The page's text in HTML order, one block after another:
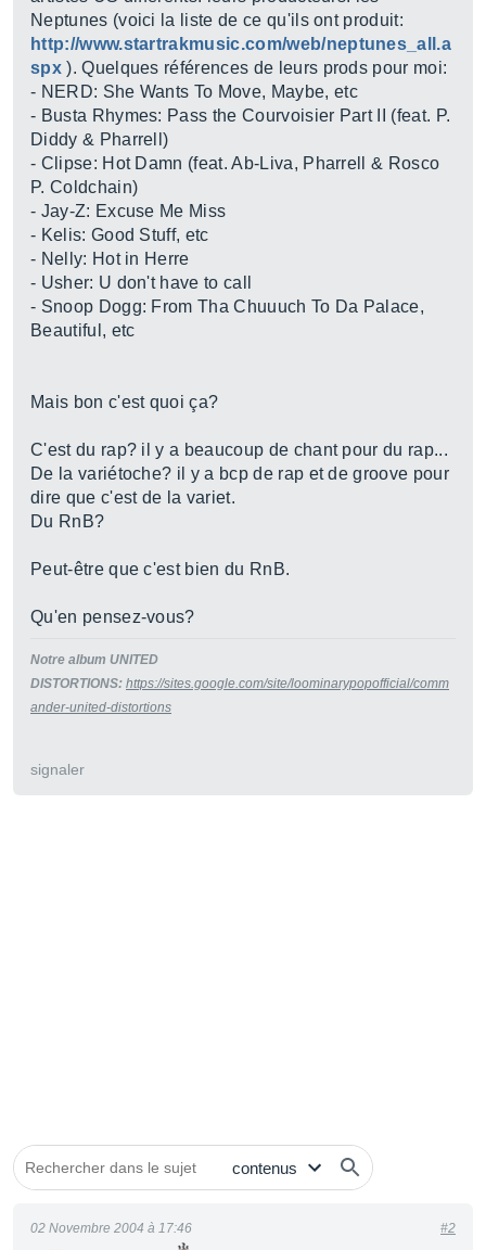
Neptunes (voici la liste de ce qu'ils ont produit:
http://www.startrakmusic.com/web/neptunes_all.a
spx). Quelques références de leurs prods pour moi:
- NERD: She Wants To Move, Maybe, etc
- Busta Rhymes: Pass the Courvoisier Part II (feat. P.
Diddy & Pharrell)
- Clipse: Hot Damn (feat. Ab-Liva, Pharrell & Rosco
P. Coldchain)
- Jay-Z: Excuse Me Miss
- Kelis: Good Stuff, etc
- Nelly: Hot in Herre
- Usher: U don't have to call
- Snoop Dogg: From Tha Chuuuch To Da Palace,
Beautiful, etc
Mais bon c'est quoi ça?
C'est du rap? il y a beaucoup de chant pour du rap...
De la variétoche? il y a bcp de rap et de groove pour
dire que c'est de la variet.
Du RnB?
Peut-être que c'est bien du RnB.
Qu'en pensez-vous?
Notre album UNITED
DISTORTIONS: https://sites.google.com/site/loominarypopofficial/comm
ander-united-distortions
signaler
02 Novembre 2004 à 17:46 #2